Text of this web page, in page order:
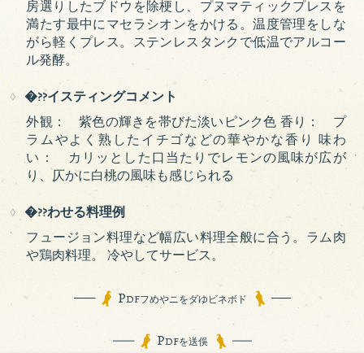
房選りしたブドウを除梗し、プヌマティックプレスを
満たす最中にマセラシオンをかける。温度管理をしな
がら軽くプレス。ステンレスタンクで低温でアルコー
ル発酵。
�??イスティングコメント
外観： 紫色の輝きを帯びた淡いピンク色 香り： プ
ラムやよく熟したイチゴなどの華やかな香り 味わ
い： カリッとした口当たりでレモンの風味が広が
り、仄かに白桃の風味も感じられる
�??わせる料理例
フュージョン料理など幅広い料理全般に合う。ラム肉
や鶏肉料理。 冷やしてサービス。
PDFフめやニをダゆビネボド
PDFを送俁